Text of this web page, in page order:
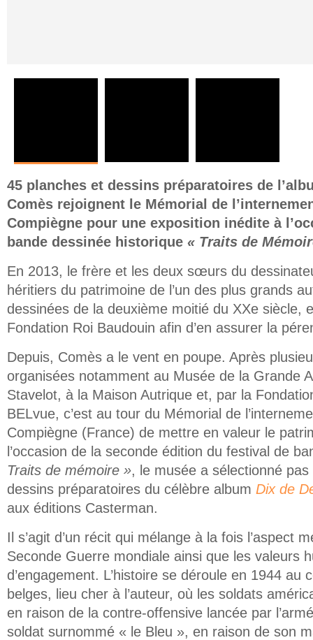
45 planches et dessins préparatoires de
Comès rejoignent le Mémorial de
Compiègne pour une exposition inédite à
bande dessinée historique « Traits de
En 2013, le frère et les deux sœurs du
héritiers du patrimoine de l’un des plus grands
dessinées de la deuxième moitié du XXe siècle,
Fondation Roi Baudouin afin d’en assurer la
Depuis, Comès a le vent en poupe. Après
organisées notamment au Musée de la Grande
Stavelot, à la Maison Autrique et, par la
BELvue, c’est au tour du Mémorial de
Compiègne (France) de mettre en valeur le
l’occasion de la seconde édition du festival de
Traits de mémoire », le musée a sélectionné
dessins préparatoires du célèbre album Dix de
aux éditions Casterman.
Il s’agit d’un récit qui mélange à la fois l’aspect
Seconde Guerre mondiale ainsi que les valeurs
d’engagement. L’histoire se déroule en 1944
belges, lieu cher à l’auteur, où les soldats
en raison de la contre-offensive lancée par
soldat surnommé « le Bleu », en raison de son